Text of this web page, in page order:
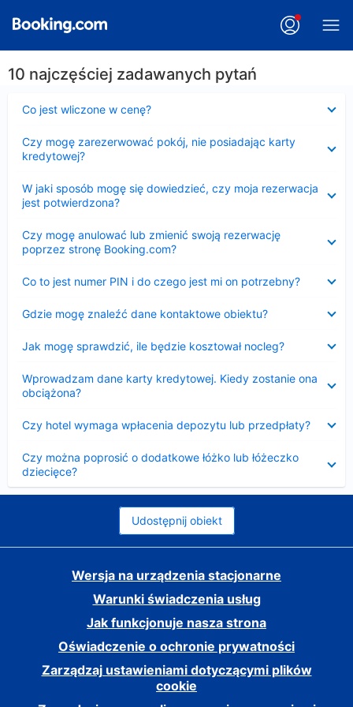
10 najczęściej zadawanych pytań
Co jest wliczone w cenę?
Czy mogę zarezerwować pokój, nie posiadając karty
kredytowej?
W jaki sposób mogę się dowiedzieć, czy moja rezerwacja
jest potwierdzona?
Czy mogę anulować lub zmienić swoją rezerwację
poprzez stronę Booking.com?
Co to jest numer PIN i do czego jest mi on potrzebny?
Gdzie mogę znaleźć dane kontaktowe obiektu?
Jak mogę sprawdzić, ile będzie kosztował nocleg?
Wprowadzam dane karty kredytowej. Kiedy zostanie ona
obciążona?
Czy hotel wymaga wpłacenia depozytu lub przedpłaty?
Czy można poprosić o dodatkowe łóżko lub łóżeczko
dziecięce?
Udostępnij obiekt
Wersja na urządzenia stacjonarne
Warunki świadczenia usług
Jak funkcjonuje nasza strona
Oświadczenie o ochronie prywatności
Zarządzaj ustawieniami dotyczącymi plików
cookie